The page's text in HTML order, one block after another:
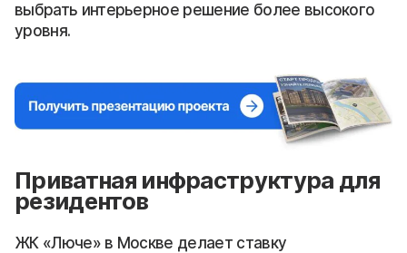
выбрать интерьерное решение более высокого
уровня.
Приватная инфраструктура для
резидентов
ЖК «Люче» в Москве делает ставку